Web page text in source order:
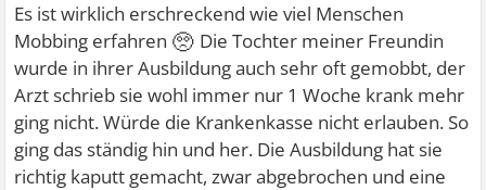
Es ist wirklich erschreckend wie viel Menschen
Mobbing erfahren 🥺 Die Tochter meiner Freundin
wurde in ihrer Ausbildung auch sehr oft gemobbt, der
Arzt schrieb sie wohl immer nur 1 Woche krank mehr
ging nicht. Würde die Krankenkasse nicht erlauben. So
ging das ständig hin und her. Die Ausbildung hat sie
richtig kaputt gemacht, zwar abgebrochen und eine